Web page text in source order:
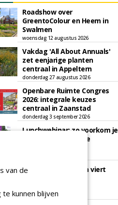
Roadshow over
GreentoColour en Heem in
Swalmen
woensdag 12 augustus 2026
Vakdag 'All About Annuals'
zet eenjarige planten
centraal in Appeltern
donderdag 27 augustus 2026
Openbare Ruimte Congres
2026: integrale keuzes
centraal in Zaanstad
donderdag 3 september 2026
Lunchwebinar: zo voorkom je
dat natuurinclusieve
Rooftop Symposium viert
vrijdag 18 september 2026
van de
kunnen blijven